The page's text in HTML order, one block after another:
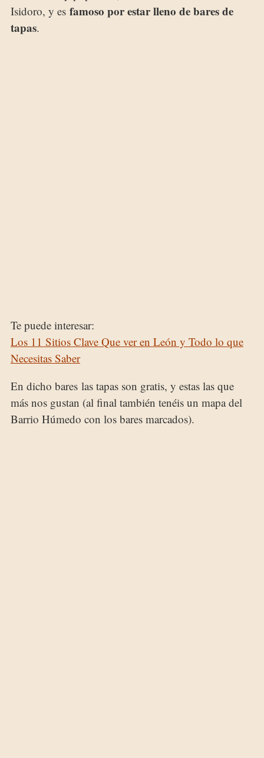
Isidoro, y es famoso por estar lleno de bares de
tapas.
Te puede interesar:
Los 11 Sitios Clave Que ver en León y Todo lo que
Necesitas Saber
En dicho bares las tapas son gratis, y estas las que
más nos gustan (al final también tenéis un mapa del
Barrio Húmedo con los bares marcados).